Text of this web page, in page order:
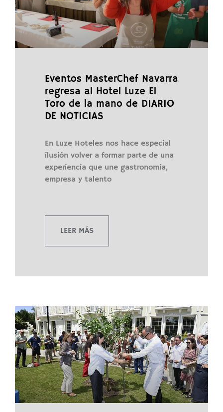
Eventos MasterChef Navarra
regresa al Hotel Luze El
Toro de la mano de DIARIO
DE NOTICIAS
En Luze Hoteles nos hace especial
ilusión volver a formar parte de una
experiencia que une gastronomía,
empresa y talento
LEER MÁS